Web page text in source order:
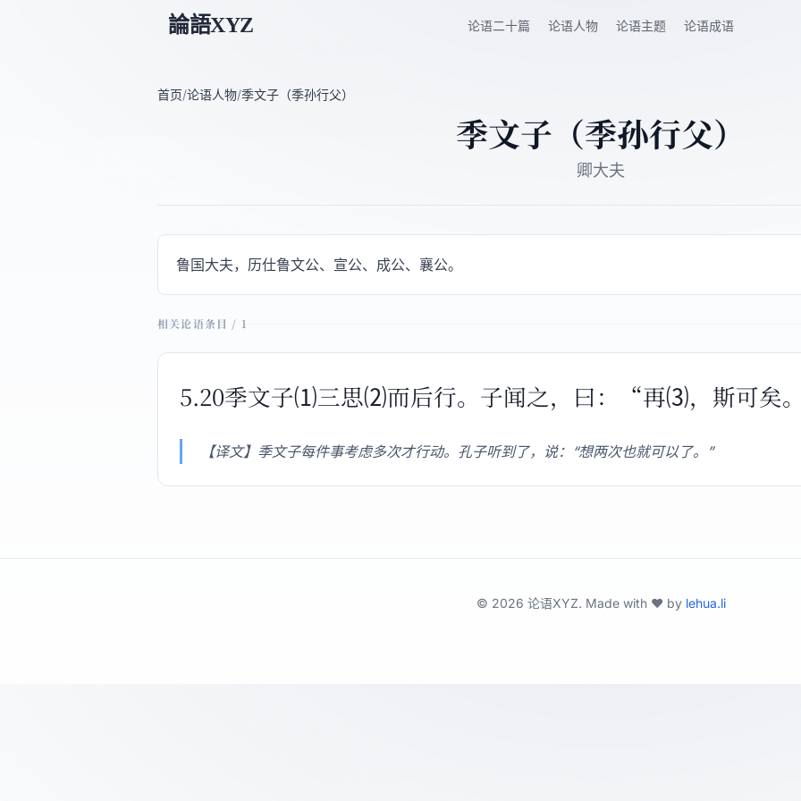
論語XYZ 论语二十篇 论语人物 论语主题 论语成语
首页/论语人物/季文子（季孙行父）
季文子（季孙行父）
卿大夫
鲁国大夫，历仕鲁文公、宣公、成公、襄公。
相关论语条目 / 1
5.20季文子⑴三思⑵而后行。子闻之，曰：“再⑶，斯可矣
【译文】季文子每件事考虑多次才行动。孔子听到了，说：“想两次也就可以了。”
© 2026 论语XYZ. Made with ❤️ by lehua.li